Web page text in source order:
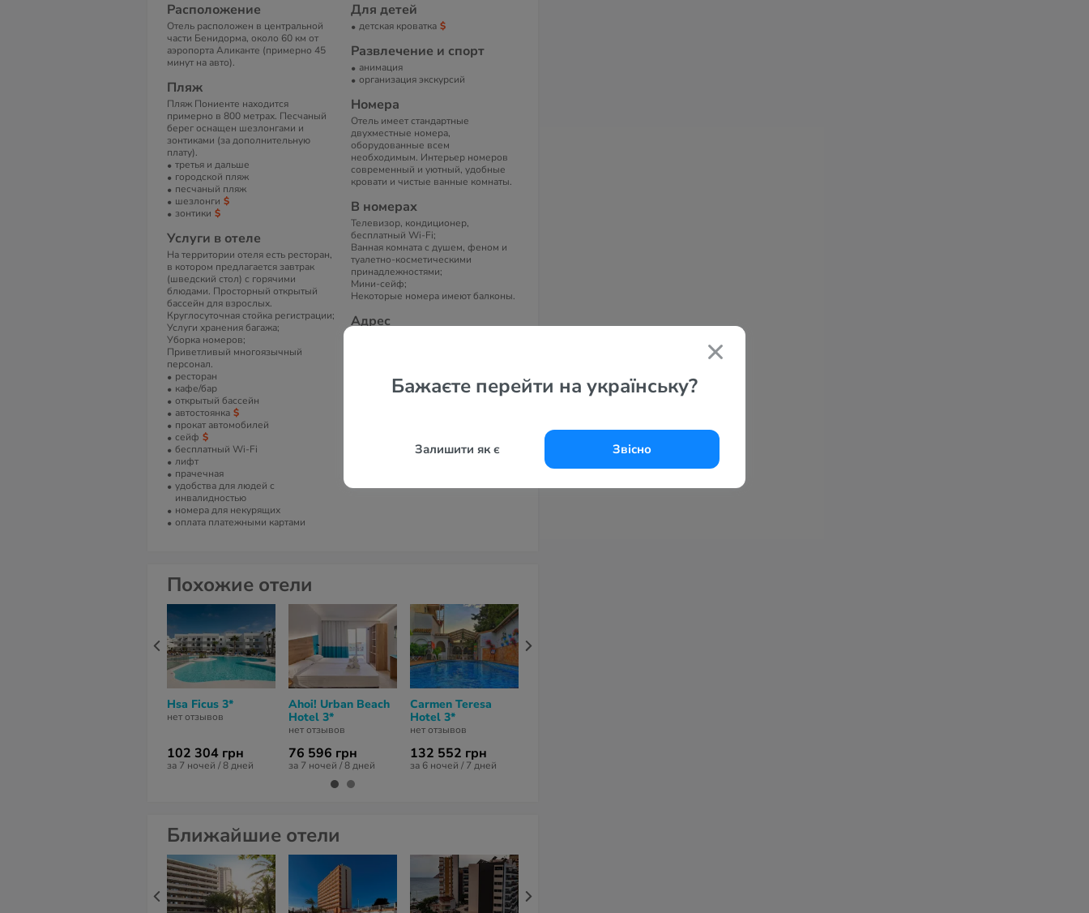
Бажаєте перейти на українську?
Залишити як є Звісно
Расположение
Отель расположен в центральной
части Бенидорма, около 60 км от
аэропорта Аликанте (примерно 45
минут на авто).
Пляж
Пляж Пониенте находится
примерно в 800 метрах. Песчаный
берег оснащен шезлонгами и
зонтиками (за дополнительную
плату).
третья и дальше
городской пляж
песчаный пляж
шезлонги
зонтики
Услуги в отеле
На территории отеля есть ресторан,
в котором предлагается завтрак
(шведский стол) с горячими
блюдами. Просторный открытый
бассейн для взрослых.
Круглосуточная стойка регистрации;
Услуги хранения багажа;
Уборка номеров;
Приветливый многоязычный
персонал.
ресторан
кафе/бар
открытый бассейн
автостоянка
прокат автомобилей
сейф
бесплатный Wi-Fi
лифт
прачечная
удобства для людей с
инвалидностью
номера для некурящих
оплата платежными картами
Для детей
детская кроватка
Развлечение и спорт
анимация
организация экскурсий
Номера
Отель имеет стандартные
двухместные номера,
оборудованные всем
необходимым. Интерьер номеров
современный и уютный, удобные
кровати и чистые ванные комнаты.
В номерах
Телевизор, кондиционер,
бесплатный Wi-Fi;
Ванная комната с душем, феном и
туалетно-косметическими
принадлежностями;
Мини-сейф;
Некоторые номера имеют балконы.
Адрес
Телефоны
(+34) 96 585 14 47
Похожие отели
Hsa Ficus 3*
нет отзывов
102 304 грн
за 7 ночей / 8 дней
Ahoi! Urban Beach
Hotel 3*
нет отзывов
76 596 грн
за 7 ночей / 8 дней
Carmen Teresa
Hotel 3*
нет отзывов
132 552 грн
за 6 ночей / 7 дней
Ближайшие отели